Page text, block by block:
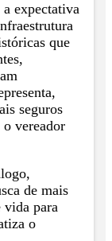
expectativa
que
seguros
o vereador
de mais
vida para
o